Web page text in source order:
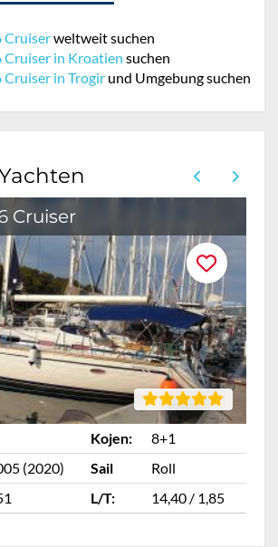
Cruiserweltweit suchen
Cruiser in Kroatien suchen
Cruiser in Trogir und Umgebung suchen
Cruiser
Kojen:
8+1
(2020) Sail
Roll
L/T: 14,40 / 1,85